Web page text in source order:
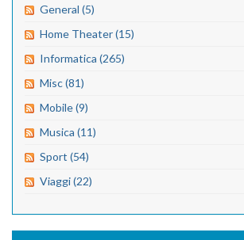
General (5)
Home Theater (15)
Informatica (265)
Misc (81)
Mobile (9)
Musica (11)
Sport (54)
Viaggi (22)